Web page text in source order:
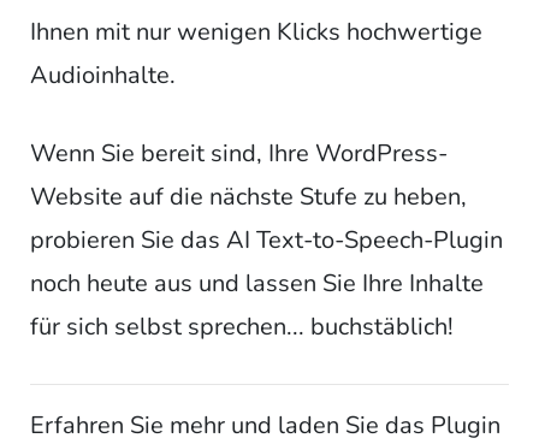
Ihnen mit nur wenigen Klicks hochwertige
Audioinhalte.
Wenn Sie bereit sind, Ihre WordPress-
Website auf die nächste Stufe zu heben,
probieren Sie das AI Text-to-Speech-Plugin
noch heute aus und lassen Sie Ihre Inhalte
für sich selbst sprechen... buchstäblich!
Erfahren Sie mehr und laden Sie das Plugin